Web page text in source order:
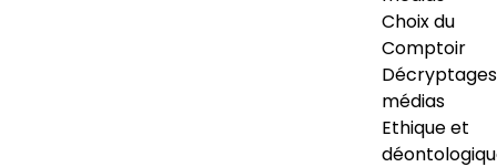
Choix du
Comptoir
Décryptages
médias
Ethique et